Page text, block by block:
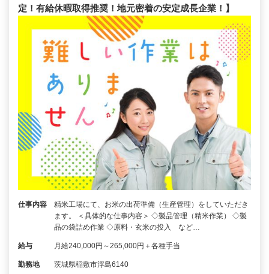
定！有給休暇取得推奨！地元密着の安定成長企業！】
仕事内容
精米工場にて、お米の出荷準備（生産管理）をしていただき
ます。 ＜具体的な仕事内容＞ ◇製品管理（精米作業） ◇製
品の袋詰め作業 ◇原料・玄米の投入 など…
給与 月給240,000円～265,000円＋各種手当
勤務地 茨城県稲敷市浮島6140